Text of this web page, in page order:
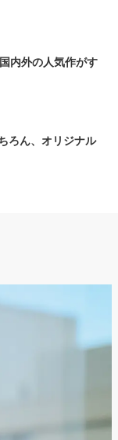
内外の人気作がす
ろん、オリジナル